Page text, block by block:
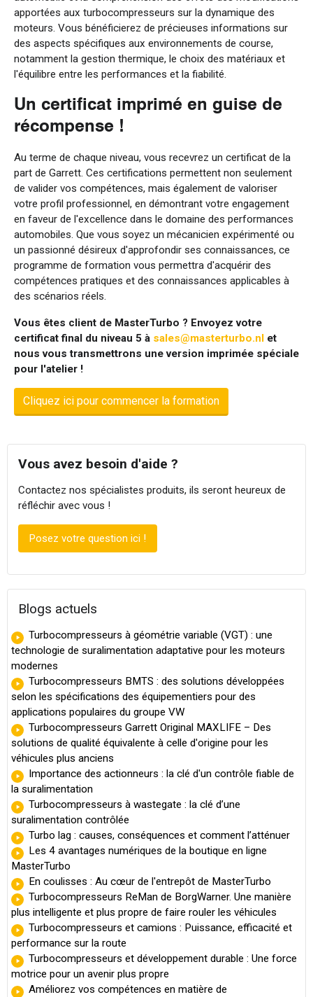
apportées aux turbocompresseurs sur la dynamique des
moteurs. Vous bénéficierez de précieuses informations sur
des aspects spécifiques aux environnements de course,
notamment la gestion thermique, le choix des matériaux et
l'équilibre entre les performances et la fiabilité.
Un certificat imprimé en guise de
récompense !
Au terme de chaque niveau, vous recevrez un certificat de la
part de Garrett. Ces certifications permettent non seulement
de valider vos compétences, mais également de valoriser
votre profil professionnel, en démontrant votre engagement
en faveur de l'excellence dans le domaine des performances
automobiles. Que vous soyez un mécanicien expérimenté ou
un passionné désireux d'approfondir ses connaissances, ce
programme de formation vous permettra d'acquérir des
compétences pratiques et des connaissances applicables à
des scénarios réels.
Vous êtes client de MasterTurbo ? Envoyez votre
certificat final du niveau 5 à sales@masterturbo.nl et
nous vous transmettrons une version imprimée spéciale
pour l'atelier !
Cliquez ici pour commencer la formation
Vous avez besoin d'aide ?
Contactez nos spécialistes produits, ils seront heureux de
réfléchir avec vous !
Posez votre question ici !
Blogs actuels
Turbocompresseurs à géométrie variable (VGT) : une
technologie de suralimentation adaptative pour les moteurs
modernes
Turbocompresseurs BMTS : des solutions développées
selon les spécifications des équipementiers pour des
applications populaires du groupe VW
Turbocompresseurs Garrett Original MAXLIFE – Des
solutions de qualité équivalente à celle d'origine pour les
véhicules plus anciens
Importance des actionneurs : la clé d'un contrôle fiable de
la suralimentation
Turbocompresseurs à wastegate : la clé d’une
suralimentation contrôlée
Turbo lag : causes, conséquences et comment l’atténuer
Les 4 avantages numériques de la boutique en ligne
MasterTurbo
En coulisses : Au cœur de l'entrepôt de MasterTurbo
Turbocompresseurs ReMan de BorgWarner. Une manière
plus intelligente et plus propre de faire rouler les véhicules
Turbocompresseurs et camions : Puissance, efficacité et
performance sur la route
Turbocompresseurs et développement durable : Une force
motrice pour un avenir plus propre
Améliorez vos compétences en matière de